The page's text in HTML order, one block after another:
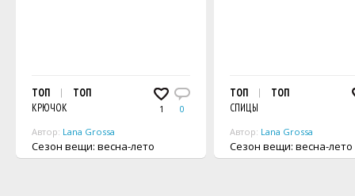
1 0
ТОП
ТОП
КРЮЧОК
Автор: Lana Grossa
Сезон вещи: весна-лето
ТОП
ТОП
СПИЦЫ
Автор: Lana Grossa
Сезон вещи: весна-лето